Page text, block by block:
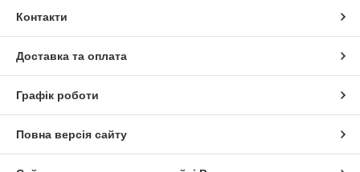
Контакти
Доставка та оплата
Графік роботи
Повна версія сайту